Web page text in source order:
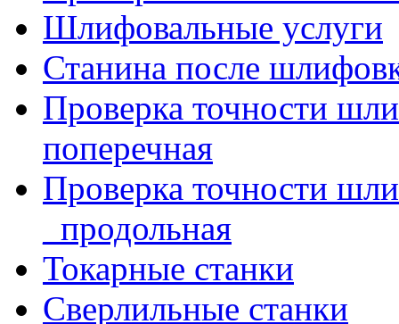
Шлифовальные услуги
Станина после
Проверка точности
поперечная
Проверка точности
_продольная
Токарные станки
Сверлильные станки